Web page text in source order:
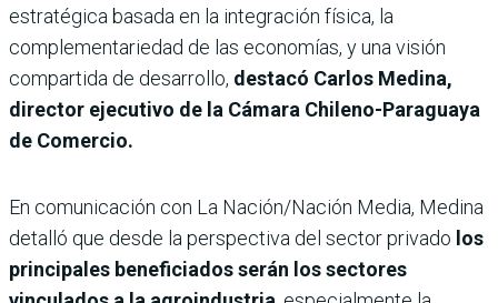
estratégica basada en la integración física, la
complementariedad de las economías, y una visión
compartida de desarrollo, destacó Carlos Medina,
director ejecutivo de la Cámara Chileno-Paraguaya
de Comercio.
En comunicación con La Nación/Nación Media, Medina
detalló que desde la perspectiva del sector privado los
principales beneficiados serán los sectores